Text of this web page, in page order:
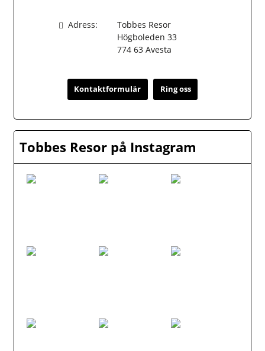
Adress:
Tobbes Resor
Högboleden 33
774 63 Avesta
Kontaktformulär Ring oss
Tobbes Resor på Instagram